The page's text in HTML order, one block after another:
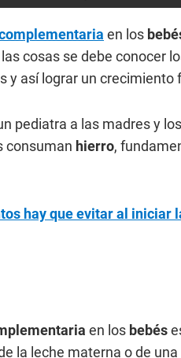
en los
cosas se debe conocer
así lograr un crecimiento
pediatra a las madres y
consuman hierro,
hay que evitar al
en los bebés
la leche materna o de